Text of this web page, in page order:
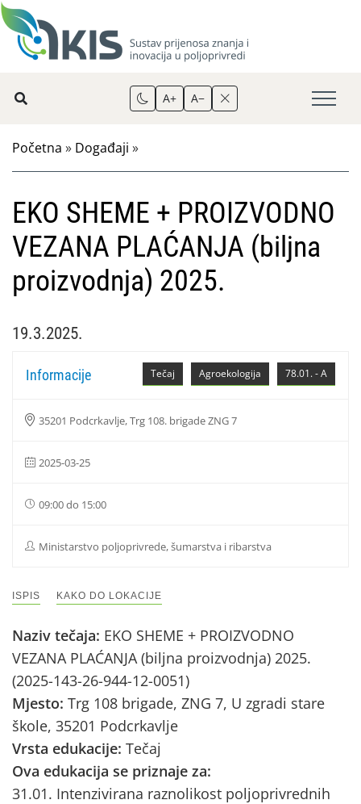
A+ A−
Početna » Događaji »
EKO SHEME + PROIZVODNO
VEZANA PLAĆANJA (biljna
proizvodnja) 2025.
19.3.2025.
78.01. - A
Agroekologija
Tečaj
Informacije
35201 Podcrkavlje, Trg 108. brigade ZNG 7
2025-03-25
09:00 do 15:00
Ministarstvo poljoprivrede, šumarstva i ribarstva
ISPIS KAKO DO LOKACIJE
Naziv tečaja: EKO SHEME + PROIZVODNO
VEZANA PLAĆANJA (biljna proizvodnja) 2025.
(2025-143-26-944-12-0051)
Mjesto: Trg 108 brigade, ZNG 7, U zgradi stare
škole, 35201 Podcrkavlje
Vrsta edukacije: Tečaj
Ova edukacija se priznaje za:
31.01. Intenzivirana raznolikost poljoprivrednih